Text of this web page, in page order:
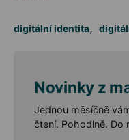
digitální identita,
Novinky z
Jednou měsíčně
čtení. Pohodlně. Do